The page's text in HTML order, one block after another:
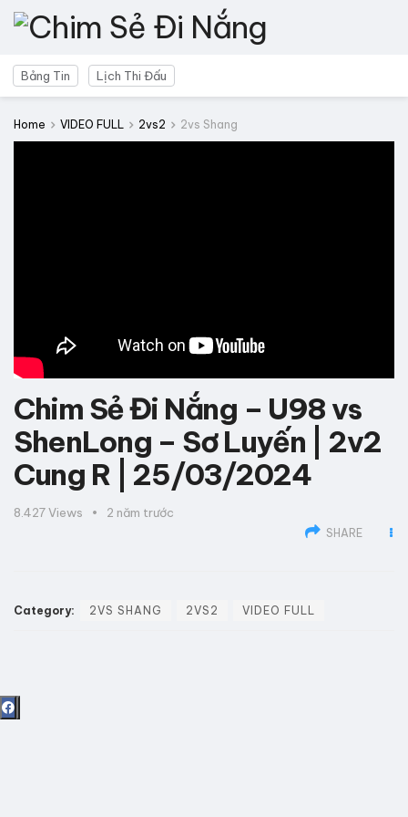
Bảng Tin Lịch Thi Đấu
Home VIDEO FULL 2vs2 2vs Shang
Chim Sẻ Đi Nắng – U98 vs
ShenLong – Sơ Luyến | 2v2
Cung R | 25/03/2024
8.427Views 2 năm trước
SHARE
Category: 2VS SHANG 2VS2 VIDEO FULL